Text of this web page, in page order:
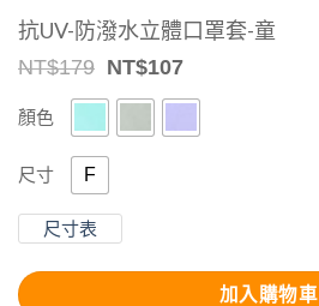
抗UV-防潑水立體口罩套-童
NT$179 Original
was:
NT$179.
NT$107Current
is:
NT$107.
顏色
尺寸 F
尺寸表
加入購物車